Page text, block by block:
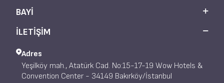
BAYI
İLETİŞİM
Adres
Yeşilköy mah., Atatürk Cad. No:15-17-19 Wow Hotels &
Convention Center - 34149 Bakırköy/İstanbul